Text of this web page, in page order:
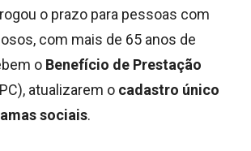
o prazo para pessoas com
com mais de 65 anos de
o Benefício de Prestação
atualizarem o cadastro único
sociais.